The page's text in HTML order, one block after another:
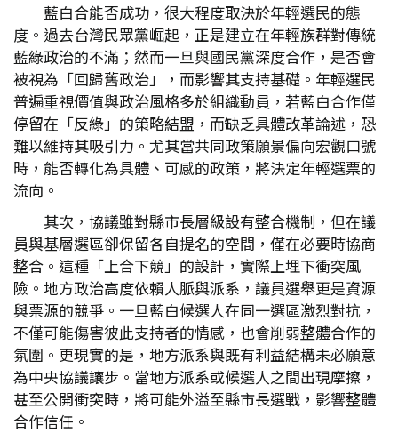
藍白合能否成功，很大程度取決於年輕選民的態
度。過去台灣民眾黨崛起，正是建立在年輕族群對傳統
藍綠政治的不滿；然而一旦與國民黨深度合作，是否會
被視為「回歸舊政治」，而影響其支持基礎。年輕選民
普遍重視價值與政治風格多於組織動員，若藍白合作僅
停留在「反綠」的策略結盟，而缺乏具體改革論述，恐
難以維持其吸引力。尤其當共同政策願景偏向宏觀口號
時，能否轉化為具體、可感的政策，將決定年輕選票的
流向。
其次，協議雖對縣市長層級設有整合機制，但在議
員與基層選區卻保留各自提名的空間，僅在必要時協商
整合。這種「上合下競」的設計，實際上埋下衝突風
險。地方政治高度依賴人脈與派系，議員選舉更是資源
與票源的競爭。一旦藍白候選人在同一選區激烈對抗，
不僅可能傷害彼此支持者的情感，也會削弱整體合作的
氛圍。更現實的是，地方派系與既有利益結構未必願意
為中央協議讓步。當地方派系或候選人之間出現摩擦，
甚至公開衝突時，將可能外溢至縣市長選戰，影響整體
合作信任。